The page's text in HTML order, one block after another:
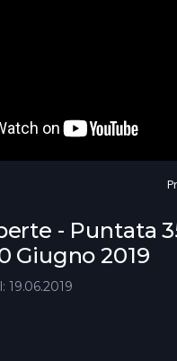
- Puntata
Giugno 2019
19.06.2019